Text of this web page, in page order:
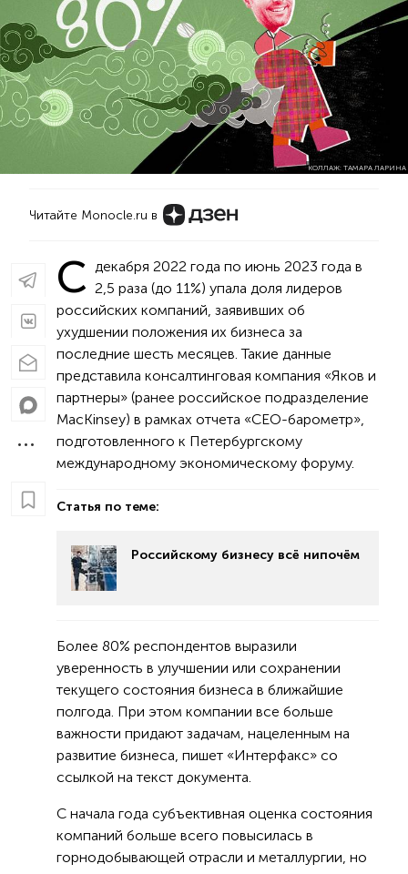
КОЛЛАЖ: ТАМАРА ЛАРИНА
Читайте Monocle.ru в
С декабря 2022 года по июнь 2023 года в
2,5 раза (до 11%) упала доля лидеров
российских компаний, заявивших об
ухудшении положения их бизнеса за
последние шесть месяцев. Такие данные
представила консалтинговая компания «Яков и
партнеры» (ранее российское подразделение
MacKinsey) в рамках отчета «CEO-барометр»,
подготовленного к Петербургскому
международному экономическому форуму.
Статья по теме:
Российскому бизнесу всё нипочём
Более 80% респондентов выразили
уверенность в улучшении или сохранении
текущего состояния бизнеса в ближайшие
полгода. При этом компании все больше
важности придают задачам, нацеленным на
развитие бизнеса, пишет «Интерфакс» со
ссылкой на текст документа.
С начала года субъективная оценка состояния
компаний больше всего повысилась в
горнодобывающей отрасли и металлургии, но